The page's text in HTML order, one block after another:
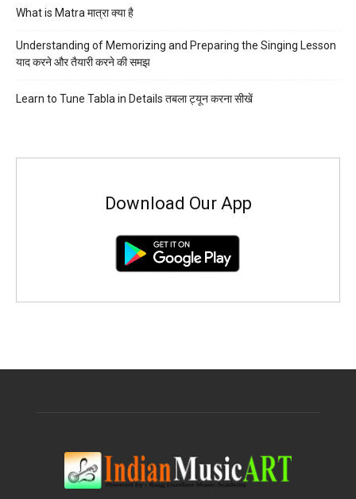
What is Matra मात्रा क्या है
Understanding of Memorizing and Preparing the Singing Lesson
याद करने और तैयारी करने की समझ
Learn to Tune Tabla in Details तबला ट्यून करना सीखें
Download Our App